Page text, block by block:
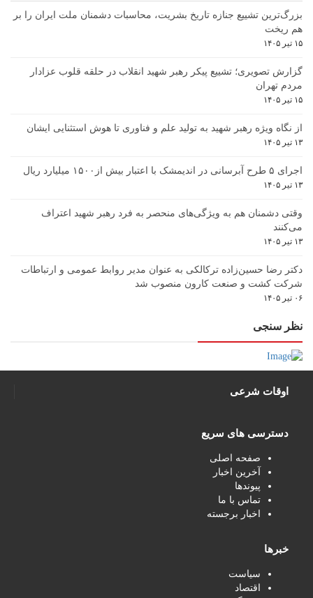
بزرگ‌ترین تشییع جنازه تاریخ بشریت، محاسبات دشمنان ملت ایران را بر
هم ریخت
۱۵ تیر ۱۴۰۵
گزارش تصویری؛ تشییع پیکر رهبر شهید انقلاب در حلقه قلوب عزادار
مردم تهران
۱۵ تیر ۱۴۰۵
از نگاه ویژه رهبر شهید به تولید علم و فناوری تا هوش استثنایی ایشان
۱۳ تیر ۱۴۰۵
اجرای ۵ طرح آبرسانی در اندیمشک با اعتبار بیش از۱۵۰۰ میلیارد ریال
۱۳ تیر ۱۴۰۵
وقتی دشمنان هم به ویژگی‌های منحصر به فرد رهبر شهید اعتراف
می‌کنند
۱۳ تیر ۱۴۰۵
دکتر رضا حسین‌زاده ترکالکی به عنوان مدیر روابط عمومی و ارتباطات
شرکت کشت و صنعت کارون منصوب شد
۰۶ تیر ۱۴۰۵
نظر سنجی
اوقات شرعی
دسترسی های سریع
صفحه اصلی
آخرین اخبار
پیوندها
تماس با ما
اخبار برجسته
خبرها
سیاست
اقتصاد